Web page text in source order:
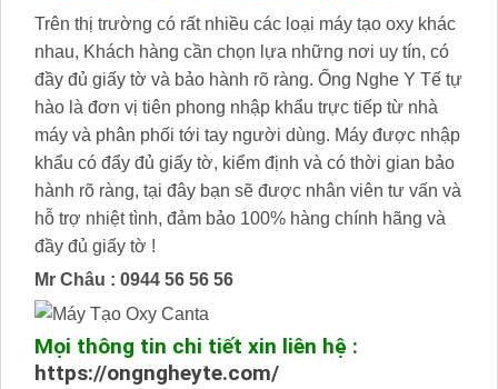
Trên thị trường có rất nhiều các loại máy tạo oxy khác
nhau, Khách hàng cần chọn lựa những nơi uy tín, có
đầy đủ giấy tờ và bảo hành rõ ràng. Ống Nghe Y Tế tự
hào là đơn vị tiên phong nhập khẩu trực tiếp từ nhà
máy và phân phối tới tay người dùng. Máy được nhập
khẩu có đẩy đủ giấy tờ, kiểm định và có thời gian bảo
hành rõ ràng, tại đây bạn sẽ được nhân viên tư vấn và
hỗ trợ nhiệt tình, đảm bảo 100% hàng chính hãng và
đầy đủ giấy tờ !
Mr Châu : 0944 56 56 56
Mọi thông tin chi tiết xin liên hệ :
https://ongngheyte.com/